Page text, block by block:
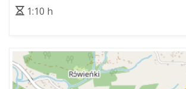
1:10 h